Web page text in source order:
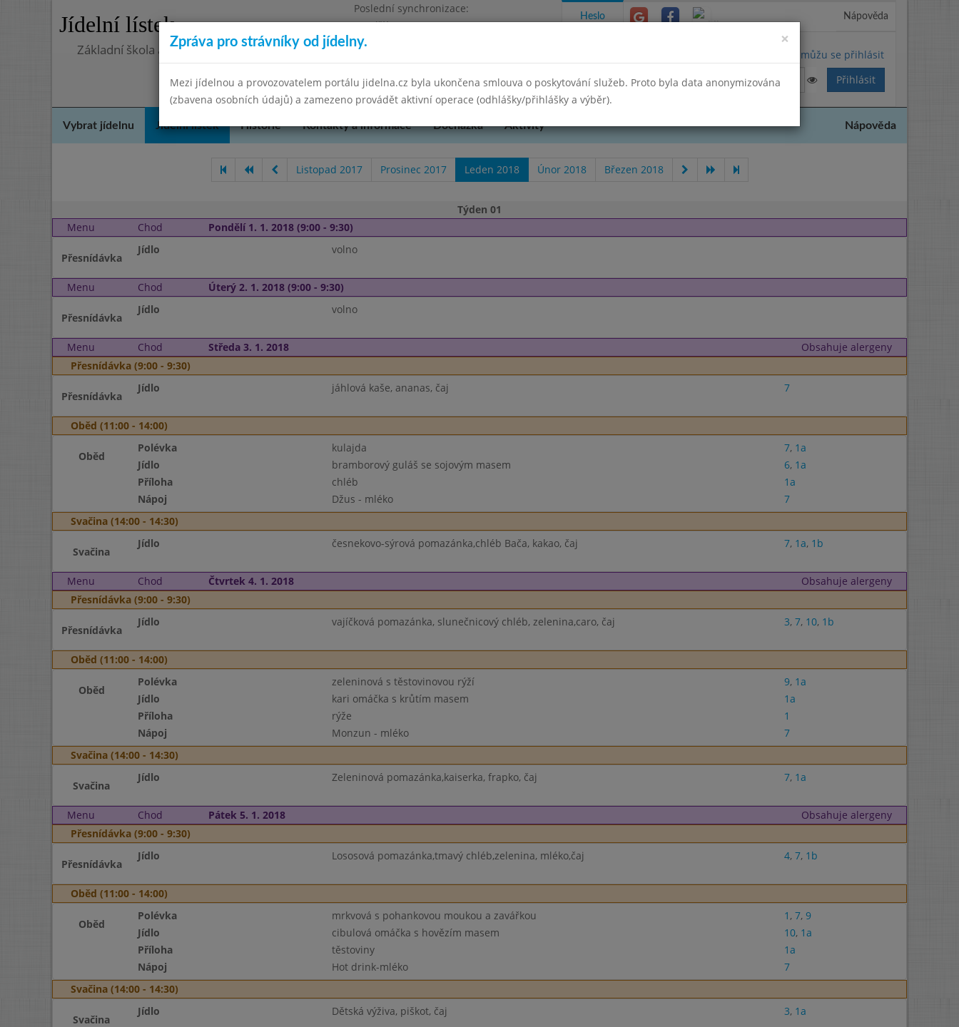
Jídelní lístek
Poslední synchronizace:
Pondělí 30.6.2025 15:21
Základní škola a Mateřská škola Telnice, okres Brno-venkov, příspěvková organizace
Heslo Nápověda
Nemůžu se přihlásit
Vybrat jídelnu Jídelní lístek Historie Kontakty a informace Docházka Aktivity Nápověda
Listopad 2017 Prosinec 2017 Leden 2018 Únor 2018 Březen 2018
Týden 01
Menu
Chod Pondělí 1. 1. 2018 (9:00 - 9:30)
Přesnídávka
Jídlo volno
Menu Chod Úterý 2. 1. 2018 (9:00 - 9:30)
Přesnídávka
Jídlo volno
Menu Chod Středa 3. 1. 2018
Obsahuje alergeny
Přesnídávka (9:00 - 9:30)
Přesnídávka
Jídlo jáhlová kaše, ananas, čaj 7
Oběd (11:00 - 14:00)
Oběd
Polévka kulajda 7, 1a
Jídlo
bramborový guláš se sojovým masem 6, 1a
Příloha
chléb
1a
Nápoj
Džus - mléko
7
Svačina (14:00 - 14:30)
Svačina
Jídlo česnekovo-sýrová pomazánka,chléb Bača, kakao, čaj 7, 1a, 1b
Menu Chod Čtvrtek 4. 1. 2018
Obsahuje alergeny
Přesnídávka (9:00 - 9:30)
Přesnídávka
Jídlo vajíčková pomazánka, slunečnicový chléb, zelenina,caro, čaj 3, 7, 10, 1b
Oběd (11:00 - 14:00)
Oběd
Polévka zeleninová s těstovinovou rýží 9, 1a
Jídlo
kari omáčka s krůtím masem
1a
Příloha
rýže
1
Nápoj
Monzun - mléko
7
Svačina (14:00 - 14:30)
Svačina
Jídlo Zeleninová pomazánka,kaiserka, frapko, čaj 7, 1a
Menu Chod Pátek 5. 1. 2018
Obsahuje alergeny
Přesnídávka (9:00 - 9:30)
Přesnídávka
Jídlo Lososová pomazánka,tmavý chléb,zelenina, mléko,čaj 4, 7, 1b
Oběd (11:00 - 14:00)
Oběd
Polévka mrkvová s pohankovou moukou a zavářkou 1 , 7, 9
Jídlo
cibulová omáčka s hovězím masem 10, 1a
Příloha
těstoviny
1a
Nápoj
Hot drink-mléko
7
Svačina (14:00 - 14:30)
Svačina
Jídlo Dětská výživa, piškot, čaj 3, 1a
×
Zpráva pro strávníky od jídelny.
Mezi jídelnou a provozovatelem portálu jidelna.cz byla ukončena smlouva o poskytování služeb. Proto byla data anonymizována
(zbavena osobních údajů) a zamezeno provádět aktivní operace (odhlášky/přihlášky a výběr).